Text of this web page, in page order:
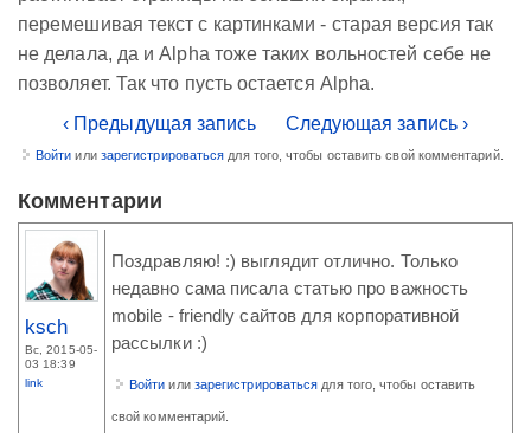
перемешивая текст с картинками - старая версия так
не делала, да и Alpha тоже таких вольностей себе не
позволяет. Так что пусть остается Alpha.
‹ Предыдущая запись
Следующая запись ›
Войти или зарегистрироваться для того, чтобы оставить свой комментарий.
Комментарии
ksch
Вс, 2015-05-
03 18:39
link
Поздравляю! :) выглядит отлично. Только
недавно сама писала статью про важность
mobile - friendly сайтов для корпоративной
рассылки :)
Войти или зарегистрироваться для того, чтобы оставить
свой комментарий.